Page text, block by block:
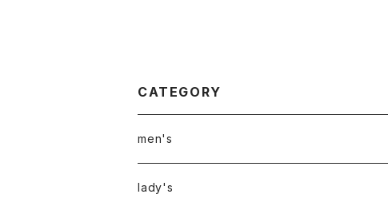
CATEGORY
men's
アウター
lady's